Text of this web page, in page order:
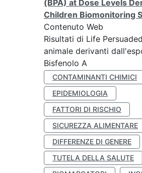
(BPA) at Dose Levels
Children Biomonitoring
Contenuto Web
Risultati di Life
animale derivanti
Bisfenolo A
CONTAMINANTI CHIMICI
EPIDEMIOLOGIA
FATTORI DI RISCHIO
SICUREZZA ALIMENTARE
DIFFERENZE DI GENERE
TUTELA DELLA SALUTE